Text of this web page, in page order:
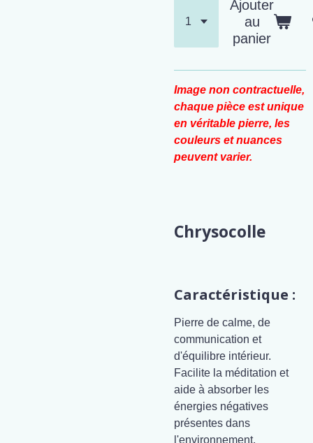
Ajouter
au
panier
Image non contractuelle,
chaque pièce est unique
en véritable pierre, les
couleurs et nuances
peuvent varier.
Chrysocolle
Caractéristique :
Pierre de calme, de
communication et
d'équilibre intérieur.
Facilite la méditation et
aide à absorber les
énergies négatives
présentes dans
l'environnement.